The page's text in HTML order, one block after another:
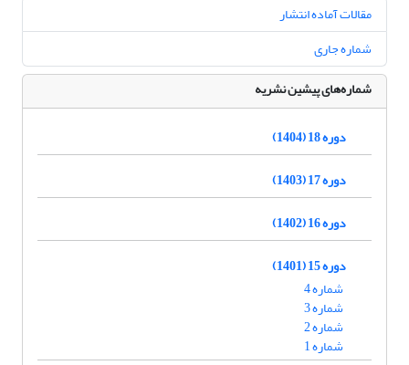
مقالات آماده انتشار
شماره جاری
شماره‌های پیشین نشریه
دوره 18 (1404)
دوره 17 (1403)
دوره 16 (1402)
دوره 15 (1401)
شماره 4
شماره 3
شماره 2
شماره 1